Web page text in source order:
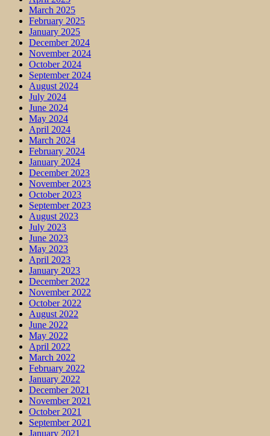
March 2025
February 2025
January 2025
December 2024
November 2024
October 2024
September 2024
August 2024
July 2024
June 2024
May 2024
April 2024
March 2024
February 2024
January 2024
December 2023
November 2023
October 2023
September 2023
August 2023
July 2023
June 2023
May 2023
April 2023
January 2023
December 2022
November 2022
October 2022
August 2022
June 2022
May 2022
April 2022
March 2022
February 2022
January 2022
December 2021
November 2021
October 2021
September 2021
January 2021